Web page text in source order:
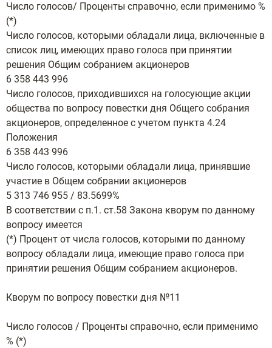
Число голосов/ Проценты справочно, если применимо %
(*)
Число голосов, которыми обладали лица, включенные в
список лиц, имеющих право голоса при принятии
решения Общим собранием акционеров
6 358 443 996
Число голосов, приходившихся на голосующие акции
общества по вопросу повестки дня Общего собрания
акционеров, определенное с учетом пункта 4.24
Положения
6 358 443 996
Число голосов, которыми обладали лица, принявшие
участие в Общем собрании акционеров
5 313 746 955 / 83.5699%
В соответствии с п.1. ст.58 Закона кворум по данному
вопросу имеется
(*) Процент от числа голосов, которыми по данному
вопросу обладали лица, имеющие право голоса при
принятии решения Общим собранием акционеров.
Кворум по вопросу повестки дня №11
Число голосов / Проценты справочно, если применимо
% (*)